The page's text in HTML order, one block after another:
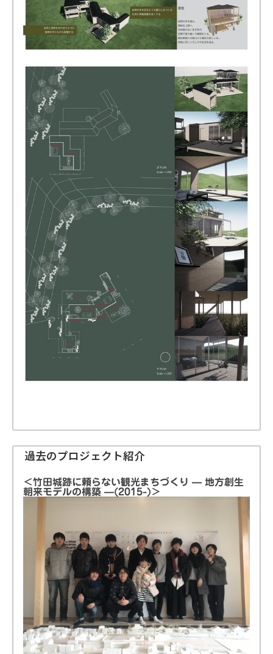
過去のプロジェクト紹介
＜竹田城跡に頼らない観光まちづくり — 地方創生
朝来モデルの構築 —(2015-)＞
お知らせ
研究室情報